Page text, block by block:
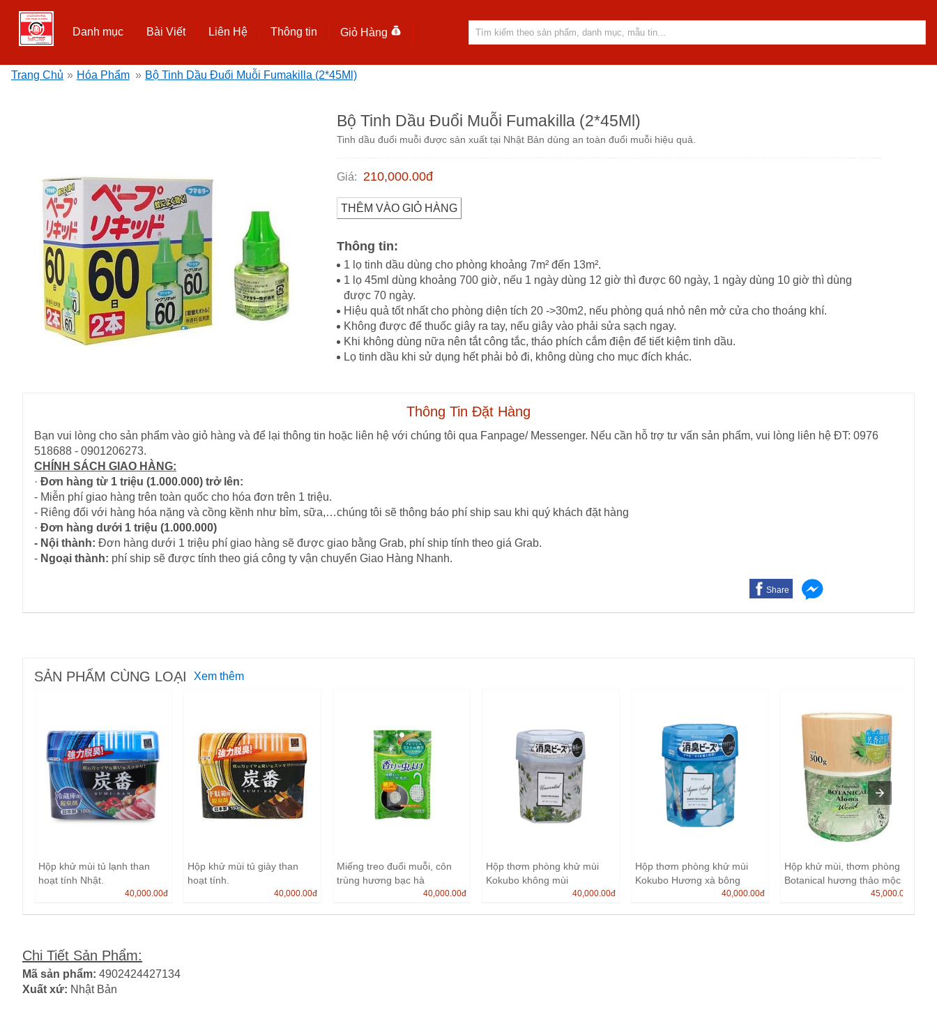
Danh mục Bài Viết Liên Hệ Thông tin Giỏ Hàng
Trang Chủ » Hóa Phẩm » Bộ Tinh Dầu Đuổi Muỗi Fumakilla (2*45Ml)
Bộ Tinh Dầu Đuổi Muỗi Fumakilla (2*45Ml)
Tinh dầu đuổi muỗi được sản xuất tại Nhật Bản dùng an toàn đuổi muỗi hiệu quả.
Giá: 210,000.00đ
THÊM VÀO GIỎ HÀNG
Thông tin:
1 lọ tinh dầu dùng cho phòng khoảng 7m² đến 13m².
1 lọ 45ml dùng khoảng 700 giờ, nếu 1 ngày dùng 12 giờ thì được 60 ngày, 1 ngày dùng 10 giờ thì dùng
được 70 ngày.
Hiệu quả tốt nhất cho phòng diện tích 20 ->30m2, nếu phòng quá nhỏ nên mở cửa cho thoáng khí.
Không được để thuốc giây ra tay, nếu giây vào phải sửa sạch ngay.
Khi không dùng nữa nên tắt công tắc, tháo phích cắm điện để tiết kiệm tinh dầu.
Lọ tinh dầu khi sử dụng hết phải bỏ đi, không dùng cho mục đích khác.
Thông Tin Đặt Hàng
Bạn vui lòng cho sản phẩm vào giỏ hàng và để lại thông tin hoặc liên hệ với chúng tôi qua Fanpage/ Messenger. Nếu cần hỗ trợ tư vấn sản phẩm, vui lòng liên hệ ĐT: 0976
518688 - 0901206273.
CHÍNH SÁCH GIAO HÀNG:
· Đơn hàng từ 1 triệu (1.000.000) trở lên:
- Miễn phí giao hàng trên toàn quốc cho hóa đơn trên 1 triệu.
- Riêng đối với hàng hóa nặng và cồng kềnh như bỉm, sữa,…chúng tôi sẽ thông báo phí ship sau khi quý khách đặt hàng
· Đơn hàng dưới 1 triệu (1.000.000)
- Nội thành: Đơn hàng dưới 1 triệu phí giao hàng sẽ được giao bằng Grab, phí ship tính theo giá Grab.
- Ngoại thành: phí ship sẽ được tính theo giá công ty vận chuyển Giao Hàng Nhanh.
Share
SẢN PHẨM CÙNG LOẠI Xem thêm
Hộp khử mùi tủ lạnh than
hoạt tính Nhật.
40,000.00đ
Hộp khử mùi tủ giày than
hoạt tính.
40,000.00đ
Miếng treo đuổi muỗi, côn
trùng hương bạc hà
40,000.00đ
Hộp thơm phòng khử mùi
Kokubo không mùi
40,000.00đ
Hộp thơm phòng khử mùi
Kokubo Hương xà bông
40,000.00đ
Hộp khử mùi, thơm phòng
Botanical hương thảo mộc
45,000.00
Chi Tiết Sản Phẩm:
Mã sản phẩm: 4902424427134
Xuất xứ: Nhật Bản